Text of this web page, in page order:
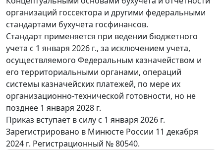
организаций госсектора и другими федеральными
стандартами бухучета госфинансов.
Стандарт применяется при ведении бюджетного
учета с 1 января 2026 г., за исключением учета,
осуществляемого Федеральным казначейством и
его территориальными органами, операций
системы казначейских платежей, по мере их
организационно-технической готовности, но не
позднее 1 января 2028 г.
Приказ вступает в силу с 1 января 2026 г.
Зарегистрировано в Минюсте России 11 декабря
2024 г. Регистрационный № 80540.